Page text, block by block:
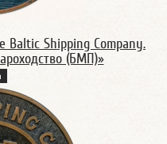
Baltic Shipping Company.
(БМП)»